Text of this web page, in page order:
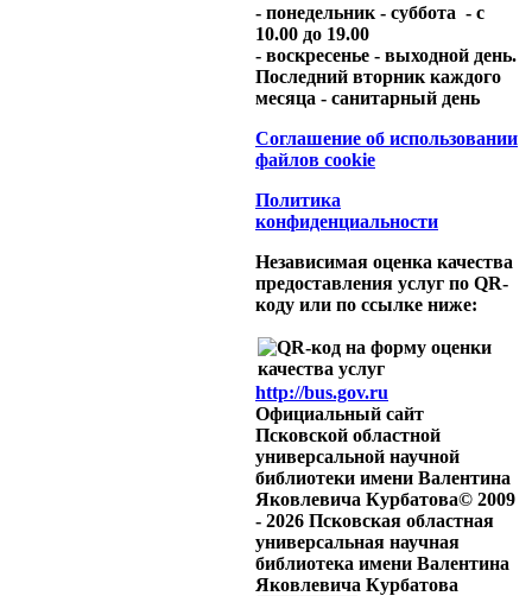
- понедельник - суббота - с
10.00 до 19.00
- воскресенье - выходной день.
Последний вторник каждого
месяца - санитарный день
Соглашение об использовании
файлов cookie
Политика
конфиденциальности
Независимая оценка качества
предоставления услуг по QR-
коду или по ссылке ниже:
http://bus.gov.ru
Официальный сайт
Псковской областной
универсальной научной
библиотеки имени Валентина
Яковлевича Курбатова© 2009
- 2026 Псковская областная
универсальная научная
библиотека имени Валентина
Яковлевича Курбатова